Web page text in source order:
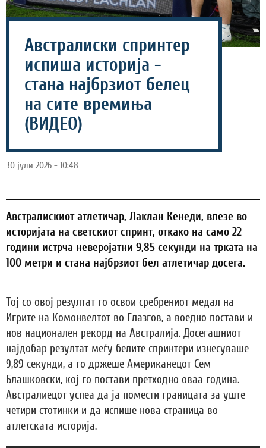
Австралиски спринтер
испиша историја -
стана најбрзиот белец
на сите времиња
(ВИДЕО)
30 јули 2026 - 10:48
Австралискиот атлетичар, Лаклан Кенеди, влезе во
историјата на светскиот спринт, откако на само 22
години истрча неверојатни 9,85 секунди на трката на
100 метри и стана најбрзиот бел атлетичар досега.
Тој со овој резултат го освои сребрениот медал на
Игрите на Комонвелтот во Глазгов, а воедно постави и
нов национален рекорд на Австралија. Досегашниот
најдобар резултат меѓу белите спринтери изнесуваше
9,89 секунди, а го држеше Американецот Сем
Блашковски, кој го постави претходно оваа година.
Австралиецот успеа да ја помести границата за уште
четири стотинки и да испише нова страница во
атлетската историја.